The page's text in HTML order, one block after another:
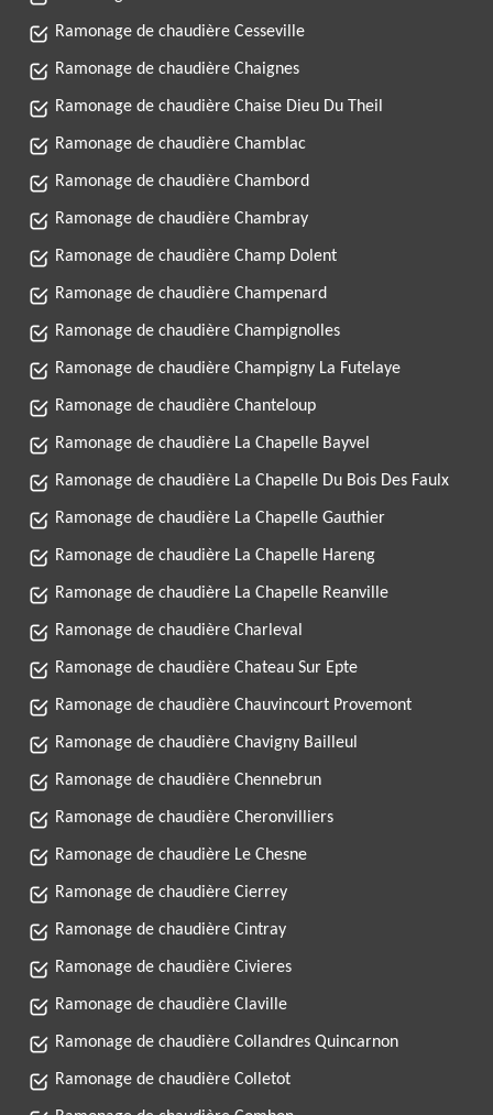
Ramonage de chaudière Cesseville
Ramonage de chaudière Chaignes
Ramonage de chaudière Chaise Dieu Du Theil
Ramonage de chaudière Chamblac
Ramonage de chaudière Chambord
Ramonage de chaudière Chambray
Ramonage de chaudière Champ Dolent
Ramonage de chaudière Champenard
Ramonage de chaudière Champignolles
Ramonage de chaudière Champigny La Futelaye
Ramonage de chaudière Chanteloup
Ramonage de chaudière La Chapelle Bayvel
Ramonage de chaudière La Chapelle Du Bois Des Faulx
Ramonage de chaudière La Chapelle Gauthier
Ramonage de chaudière La Chapelle Hareng
Ramonage de chaudière La Chapelle Reanville
Ramonage de chaudière Charleval
Ramonage de chaudière Chateau Sur Epte
Ramonage de chaudière Chauvincourt Provemont
Ramonage de chaudière Chavigny Bailleul
Ramonage de chaudière Chennebrun
Ramonage de chaudière Cheronvilliers
Ramonage de chaudière Le Chesne
Ramonage de chaudière Cierrey
Ramonage de chaudière Cintray
Ramonage de chaudière Civieres
Ramonage de chaudière Claville
Ramonage de chaudière Collandres Quincarnon
Ramonage de chaudière Colletot